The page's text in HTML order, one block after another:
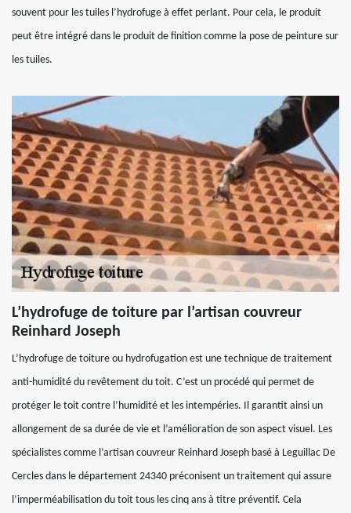
souvent pour les tuiles l’hydrofuge à effet perlant. Pour cela, le produit
peut être intégré dans le produit de finition comme la pose de peinture sur
les tuiles.
L’hydrofuge de toiture par l’artisan couvreur
Reinhard Joseph
L’hydrofuge de toiture ou hydrofugation est une technique de traitement
anti-humidité du revêtement du toit. C’est un procédé qui permet de
protéger le toit contre l’humidité et les intempéries. Il garantit ainsi un
allongement de sa durée de vie et l’amélioration de son aspect visuel. Les
spécialistes comme l’artisan couvreur Reinhard Joseph basé à Leguillac De
Cercles dans le département 24340 préconisent un traitement qui assure
l’imperméabilisation du toit tous les cinq ans à titre préventif. Cela